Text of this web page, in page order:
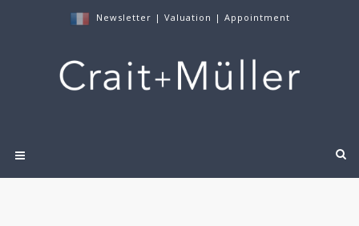
Newsletter | Valuation | Appointment